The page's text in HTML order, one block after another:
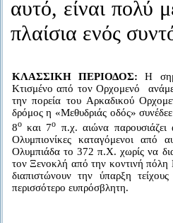
αυτό, είναι πολύ
πλαίσια ενός
ΚΛΑΣΣΙΚΗ ΠΕΡΙΟΔΟΣ: Η
Κτισμένο από τον Ορχομενό
την πορεία του Αρκαδικού
δρόμος η «Μεθυδριάς οδός»
8οκαι 7ο π.χ. αιώνα
Ολυμπιονίκες καταγόμενοι από
Ολυμπιάδα το 372 π.Χ. χωρίς να
τον Ξενοκλή από την κοντινή πόλη
διαπιστώνουν την ύπαρξη
περισσότερο ευπρόσβλητη.